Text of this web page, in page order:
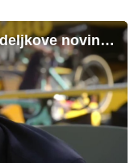
Izjave Primoža Rogliča s ponedeljkove novinarske konference na dirki po Franciji